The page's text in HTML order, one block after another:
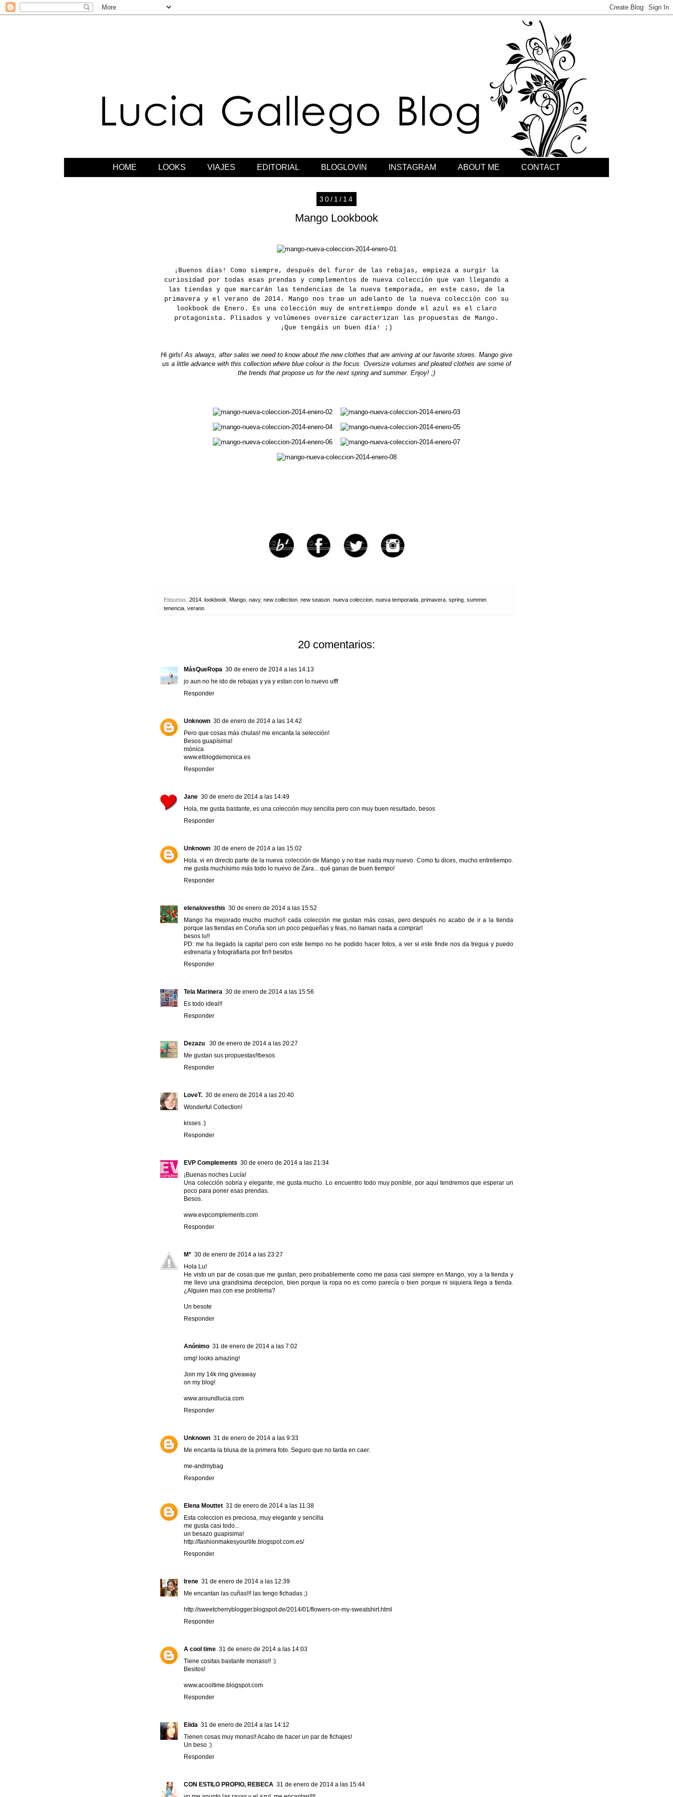
HOME LOOKS VIAJES EDITORIAL BLOGLOVIN INSTAGRAM ABOUT ME CONTACT
30/1/14
Mango Lookbook
¡Buenos días! Como siempre, después del furor de las rebajas, empieza a surgir la
curiosidad por todas esas prendas y complementos de nueva colección que van llegando a
las tiendas y que marcarán las tendencias de la nueva temporada, en este caso, de la
primavera y el verano de 2014. Mango nos trae un adelanto de la nueva colección con su
lookbook de Enero. Es una colección muy de entretiempo donde el azul es el claro
protagonista. Plisados y volúmenes oversize caracterizan las propuestas de Mango.
¡Que tengáis un buen día! ;)
Hi girls! As always, after sales we need to know about the new clothes that are arriving at our favorite stores. Mango give
us a little advance with this collection where blue colour is the focus. Oversize volumes and pleated clothes are some of
the trends that propose us for the next spring and summer. Enjoy! ;)
Etiquetas: 2014 lookbook Mango navy, new collection new season nueva coleccion nueva temporada primavera spring summer,
tenencia verano
20 comentarios:
MásQueRopa 30 de enero de 2014 a las 14:13
jo aun no he ido de rebajas y ya y estan con lo nuevo ufff
Responder
Unknown 30 de enero de 2014 a las 14:42
Pero que cosas más chulas! me encanta la selección!
Besos guapísima!
mónica
www.elblogdemonica.es
Responder
Jane 30 de enero de 2014 a las 14:49
Hola, me gusta bastante, es una colección muy sencilla pero con muy buen resultado, besos
Responder
Unknown 30 de enero de 2014 a las 15:02
Hola. vi en directo parte de la nueva colección de Mango y no trae nada muy nuevo. Como tu dices, mucho entretiempo.
me gusta muchísimo más todo lo nuevo de Zara... qué ganas de buen tiempo!
Responder
elenalovesthis 30 de enero de 2014 a las 15:52
Mango ha mejorado mucho mucho!! cada colección me gustan más cosas, pero después no acabo de ir a la tienda
porque las tiendas en Coruña son un poco pequeñas y feas, no llaman nada a comprar!
besos lu!!
PD: me ha llegado la capita! pero con este tiempo no he podido hacer fotos, a ver si este finde nos da tregua y puedo
estrenarla y fotografiarla por fin!! besitos
Responder
Tela Marinera 30 de enero de 2014 a las 15:56
Es todo ideal!!
Responder
Dezazu
30 de enero de 2014 a las 20:27
Me gustan sus propuestas!!besos
Responder
LoveT. 30 de enero de 2014 a las 20:40
Wonderful Collection!
kisses :)
Responder
EVP Complements 30 de enero de 2014 a las 21:34
¡Buenas noches Lucía!
Una colección sobria y elegante, me gusta mucho. Lo encuentro todo muy ponible, por aquí tendremos que esperar un
poco para poner esas prendas.
Besos.
www.evpcomplements.com
Responder
M* 30 de enero de 2014 a las 23:27
Hola Lu!
He visto un par de cosas que me gustan, pero probablemente como me pasa casi siempre en Mango, voy a la tienda y
me llevo una grandisima decepcion, bien porque la ropa no es como parecía o bien porque ni siquiera llega a tienda.
¿Alguien mas con ese problema?
Un besote
Responder
Anónimo 31 de enero de 2014 a las 7:02
omg! looks amazing!
Join my 14k ring giveaway
on my blog!
www.aroundlucia.com
Responder
Unknown 31 de enero de 2014 a las 9:33
Me encanta la blusa de la primera foto. Seguro que no tarda en caer.
me-andmybag
Responder
Elena Mouttet 31 de enero de 2014 a las 11:38
Esta coleccion es preciosa, muy elegante y sencilla
me gusta casi todo...
un besazo guapisima!
http://fashionmakesyourlife.blogspot.com.es/
Responder
Irene 31 de enero de 2014 a las 12:39
Me encantan las cuñas!!! las tengo fichadas ;)
http://sweetcherryblogger.blogspot.de/2014/01/flowers-on-my-sweatshirt.html
Responder
A cool time 31 de enero de 2014 a las 14:03
Tiene cositas bastante monass!! :)
Besitos!
www.acooltime.blogspot.com
Responder
Eiida 31 de enero de 2014 a las 14:12
Tienen cosas muy monas!! Acabo de hacer un par de fichajes!
Un beso :)
Responder
CON ESTILO PROPIO, REBECA 31 de enero de 2014 a las 15:44